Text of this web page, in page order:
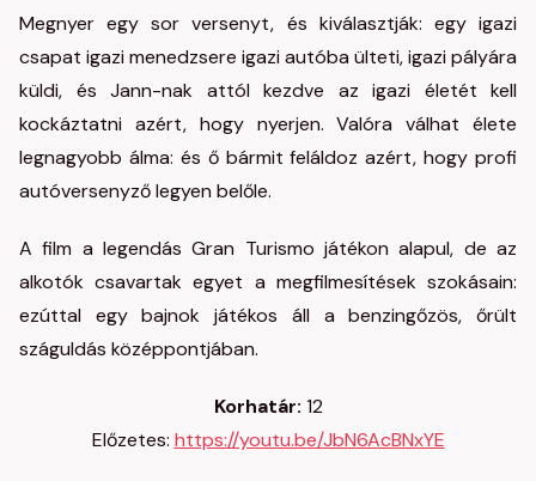
Megnyer egy sor versenyt, és kiválasztják: egy igazi
csapat igazi menedzsere igazi autóba ülteti, igazi pályára
küldi, és Jann-nak attól kezdve az igazi életét kell
kockáztatni azért, hogy nyerjen. Valóra válhat élete
legnagyobb álma: és ő bármit feláldoz azért, hogy profi
autóversenyző legyen belőle.
A film a legendás Gran Turismo játékon alapul, de az
alkotók csavartak egyet a megfilmesítések szokásain:
ezúttal egy bajnok játékos áll a benzingőzös, őrült
száguldás középpontjában.
Korhatár: 12
Előzetes: https://youtu.be/JbN6AcBNxYE